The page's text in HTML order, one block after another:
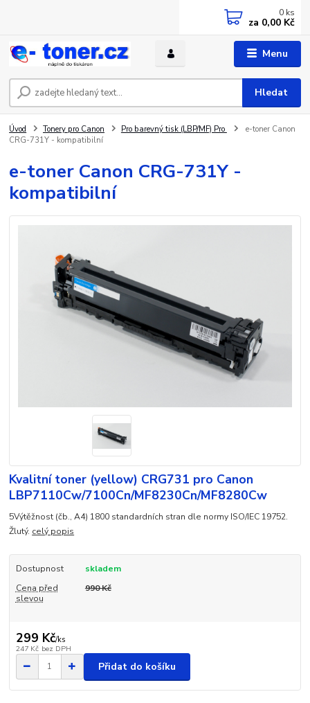
Menu
Hledat
0 ks
za 0,00 Kč
Úvod Tonery pro Canon Pro barevný tisk (LBP/MF) Pro
e-toner Canon
CRG-731Y - kompatibilní
e-toner Canon CRG-731Y -
kompatibilní
Kvalitní toner (yellow) CRG731 pro Canon
LBP7110Cw/7100Cn/MF8230Cn/MF8280Cw
5Výtěžnost (čb., A4) 1800 standardních stran dle normy ISO/IEC 19752.
Žlutý. celý popis
Dostupnost
skladem
Cena před
slevou
990 Kč
299 Kč/ks
247 Kč bez DPH
Přidat do košíku